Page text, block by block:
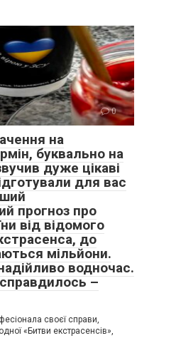
0
на
буквально на
дуже цікаві
для вас
прогноз про
від відомого
до
мільйони.
водночас.
–
своєї справи,
«Битви екстрасенсів»,